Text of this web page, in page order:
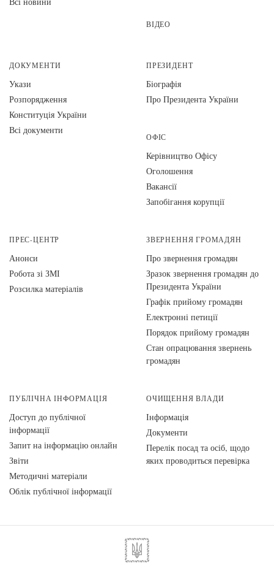
ВІДЕО
ДОКУМЕНТИ
Укази
Розпорядження
Конституція України
Всі документи
ПРЕЗИДЕНТ
Біографія
Про Президента України
ОФІС
Керівництво Офісу
Оголошення
Вакансії
Запобігання корупції
ПРЕС-ЦЕНТР
Анонси
Робота зі ЗМІ
Розсилка матеріалів
ЗВЕРНЕННЯ ГРОМАДЯН
Про звернення громадян
Зразок звернення громадян до
Президента України
Графік прийому громадян
Електронні петиції
Порядок прийому громадян
Стан опрацювання звернень
громадян
ПУБЛІЧНА ІНФОРМАЦІЯ
Доступ до публічної
інформації
Запит на інформацію онлайн
Звіти
Методичні матеріали
Облік публічної інформації
ОЧИЩЕННЯ ВЛАДИ
Інформація
Документи
Перелік посад та осіб, щодо
яких проводиться перевірка